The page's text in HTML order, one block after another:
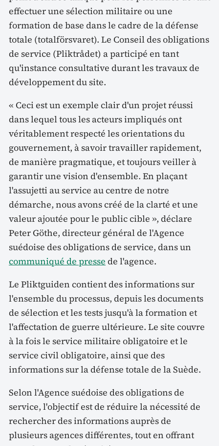
effectuer une sélection militaire ou une
formation de base dans le cadre de la défense
totale (totalförsvaret). Le Conseil des obligations
de service (Pliktrådet) a participé en tant
qu'instance consultative durant les travaux de
développement du site.
« Ceci est un exemple clair d'un projet réussi
dans lequel tous les acteurs impliqués ont
véritablement respecté les orientations du
gouvernement, à savoir travailler rapidement,
de manière pragmatique, et toujours veiller à
garantir une vision d'ensemble. En plaçant
l'assujetti au service au centre de notre
démarche, nous avons créé de la clarté et une
valeur ajoutée pour le public cible », déclare
Peter Göthe, directeur général de l'Agence
suédoise des obligations de service, dans un
communiqué de presse de l'agence.
Le Pliktguiden contient des informations sur
l'ensemble du processus, depuis les documents
de sélection et les tests jusqu'à la formation et
l'affectation de guerre ultérieure. Le site couvre
à la fois le service militaire obligatoire et le
service civil obligatoire, ainsi que des
informations sur la défense totale de la Suède.
Selon l'Agence suédoise des obligations de
service, l'objectif est de réduire la nécessité de
rechercher des informations auprès de
plusieurs agences différentes, tout en offrant